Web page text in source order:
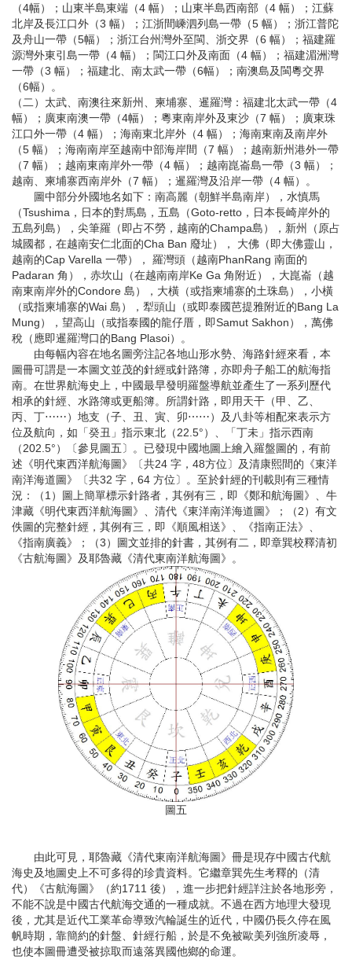
（4幅）；山東半島東端（4 幅）；山東半島西南部（4 幅）；江蘇
北岸及長江口外（3 幅）；江浙間嵊泗列島一帶（5 幅）；浙江普陀
及舟山一帶（5幅）；浙江台州灣外至閩、浙交界（6 幅）；福建羅
源灣外東引島一帶（4 幅）；閩江口外及南面（4 幅）；福建湄洲灣
一帶（3 幅）；福建北、南太武一帶（6幅）；南澳島及閩粵交界
（6幅）。
（二）太武、南澳往來新州、柬埔寨、暹羅灣：福建北太武一帶（4
幅）；廣東南澳一帶（4幅）；粵東南岸外及東沙（7 幅）；廣東珠
江口外一帶（4 幅）；海南東北岸外（4 幅）；海南東南及南岸外
（5 幅）；海南南岸至越南中部海岸間（7 幅）；越南新州港外一帶
（7 幅）；越南東南岸外一帶（4 幅）；越南崑崙島一帶（3 幅）；
越南、柬埔寨西南岸外（7 幅）；暹羅灣及沿岸一帶（4 幅）。
圖中部分外國地名如下：南高麗（朝鮮半島南岸），水慎馬
（Tsushima，日本的對馬島，五島（Goto-retto，日本長崎岸外的
五島列島），尖筆羅（即占不勞，越南的Champa島），新州（原占
城國都，在越南安仁北面的Cha Ban 廢址）， 大佛（即大佛靈山，
越南的Cap Varella 一帶）， 羅灣頭（越南PhanRang 南面的
Padaran 角），赤坎山（在越南南岸Ke Ga 角附近），大崑崙（越
南東南岸外的Condore 島），大橫（或指柬埔寨的土珠島），小橫
（或指柬埔寨的Wai 島），犁頭山（或即泰國芭提雅附近的Bang La
Mung），望高山（或指泰國的龍仔厝，即Samut Sakhon），萬佛
稅（應即暹羅灣口的Bang Plasoi）。
由每幅內容在地名圖旁注記各地山形水勢、海路針經來看，本
圖冊可謂是一本圖文並茂的針經或針路簿，亦即舟子船工的航海指
南。在世界航海史上，中國最早發明羅盤導航並產生了一系列歷代
相承的針經、水路簿或更船簿。所謂針路，即用天干（甲、乙、
丙、丁⋯⋯）地支（子、丑、寅、卯⋯⋯）及八卦等相配來表示方
位及航向，如「癸丑」指示東北（22.5°）、「丁未」指示西南
（202.5°）〔參見圖五〕。已發現中國地圖上繪入羅盤圖的，有前
述《明代東西洋航海圖》〔共24 字，48方位〕及清康熙間的《東洋
南洋海道圖》〔共32 字，64 方位〕。至於針經的刊載則有三種情
況：（1）圖上簡單標示針路者，其例有三，即《鄭和航海圖》、牛
津藏《明代東西洋航海圖》、清代《東洋南洋海道圖》；（2）有文
佚圖的完整針經，其例有三，即《順風相送》、《指南正法》、
《指南廣義》；（3）圖文並排的針書，其例有二，即章巽校釋清初
《古航海圖》及耶魯藏《清代東南洋航海圖》。
圖五
由此可見，耶魯藏《清代東南洋航海圖》冊是現存中國古代航
海史及地圖史上不可多得的珍貴資料。它繼章巽先生考釋的（清
代）《古航海圖》（約1711 後），進一步把針經詳注於各地形旁，
不能不說是中國古代航海交通的一種成就。不過在西方地理大發現
後，尤其是近代工業革命導致汽輪誕生的近代，中國仍長久停在風
帆時期，靠簡約的針盤、針經行船，於是不免被歐美列強所凌辱，
也使本圖冊遭受被掠取而遠落異國他鄉的命運。